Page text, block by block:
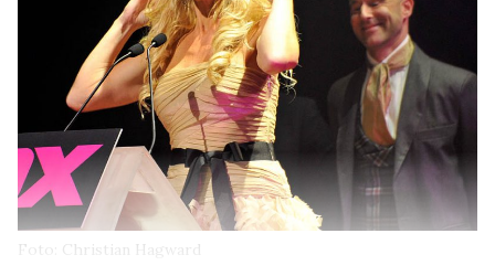
Foto: Christian Hagward